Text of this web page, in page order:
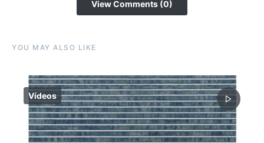
View Comments (0)
YOU MAY ALSO LIKE
Vídeos